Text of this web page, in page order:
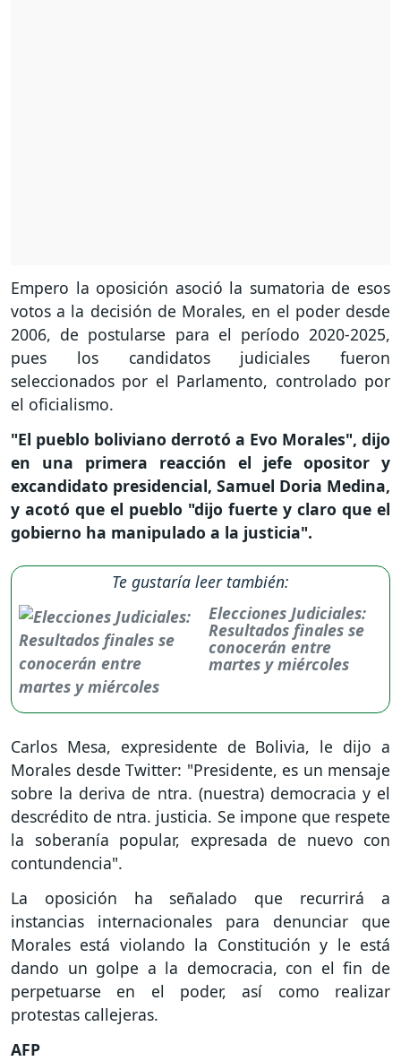
Empero la oposición asoció la sumatoria de esos
votos a la decisión de Morales, en el poder desde
2006, de postularse para el período 2020-2025,
pues los candidatos judiciales fueron
seleccionados por el Parlamento, controlado por
el oficialismo.
"El pueblo boliviano derrotó a Evo Morales", dijo
en una primera reacción el jefe opositor y
excandidato presidencial, Samuel Doria Medina,
y acotó que el pueblo "dijo fuerte y claro que el
gobierno ha manipulado a la justicia".
Te gustaría leer también:
Elecciones Judiciales:
Resultados finales se
conocerán entre
martes y miércoles
Carlos Mesa, expresidente de Bolivia, le dijo a
Morales desde Twitter: "Presidente, es un mensaje
sobre la deriva de ntra. (nuestra) democracia y el
descrédito de ntra. justicia. Se impone que respete
la soberanía popular, expresada de nuevo con
contundencia".
La oposición ha señalado que recurrirá a
instancias internacionales para denunciar que
Morales está violando la Constitución y le está
dando un golpe a la democracia, con el fin de
perpetuarse en el poder, así como realizar
protestas callejeras.
AFP